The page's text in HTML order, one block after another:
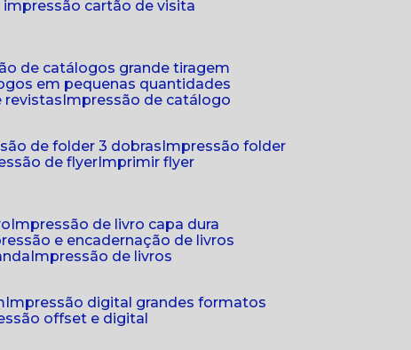
impressão cartão de visita
de catálogos grande tiragem
em pequenas quantidades
revistas impressão de catálogo
de folder 3 dobras impressão folder
de flyer imprimir flyer
impressão de livro capa dura
e encadernação de livros
impressão de livros
impressão digital grandes formatos
offset e digital